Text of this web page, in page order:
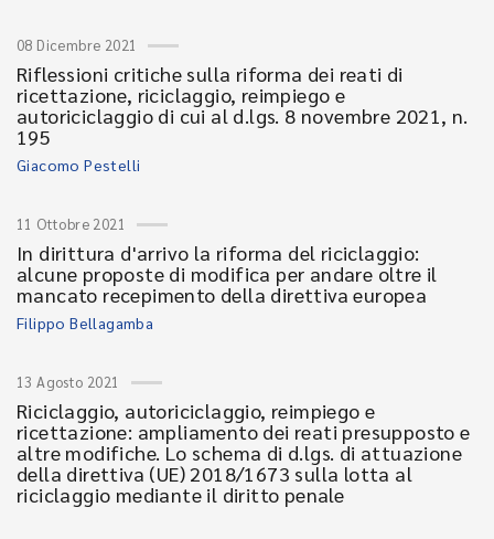
08 Dicembre 2021
Riflessioni critiche sulla riforma dei reati di
ricettazione, riciclaggio, reimpiego e
autoriciclaggio di cui al d.lgs. 8 novembre 2021, n.
195
Giacomo Pestelli
11 Ottobre 2021
In dirittura d'arrivo la riforma del riciclaggio:
alcune proposte di modifica per andare oltre il
mancato recepimento della direttiva europea
Filippo Bellagamba
13 Agosto 2021
Riciclaggio, autoriciclaggio, reimpiego e
ricettazione: ampliamento dei reati presupposto e
altre modifiche. Lo schema di d.lgs. di attuazione
della direttiva (UE) 2018/1673 sulla lotta al
riciclaggio mediante il diritto penale